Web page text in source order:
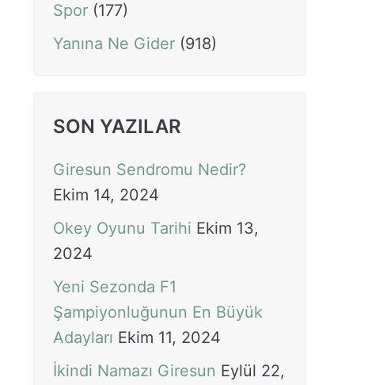
Spor (177)
Yanına Ne Gider (918)
SON YAZILAR
Giresun Sendromu Nedir?
Ekim 14, 2024
Okey Oyunu Tarihi Ekim 13,
2024
Yeni Sezonda F1
Şampiyonluğunun En Büyük
Adayları Ekim 11, 2024
İkindi Namazı Giresun Eylül 22,